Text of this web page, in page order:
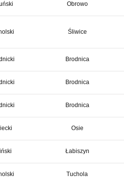
Obrowo
Śliwice
Brodnica
Brodnica
Brodnica
Osie
Łabiszyn
Tuchola